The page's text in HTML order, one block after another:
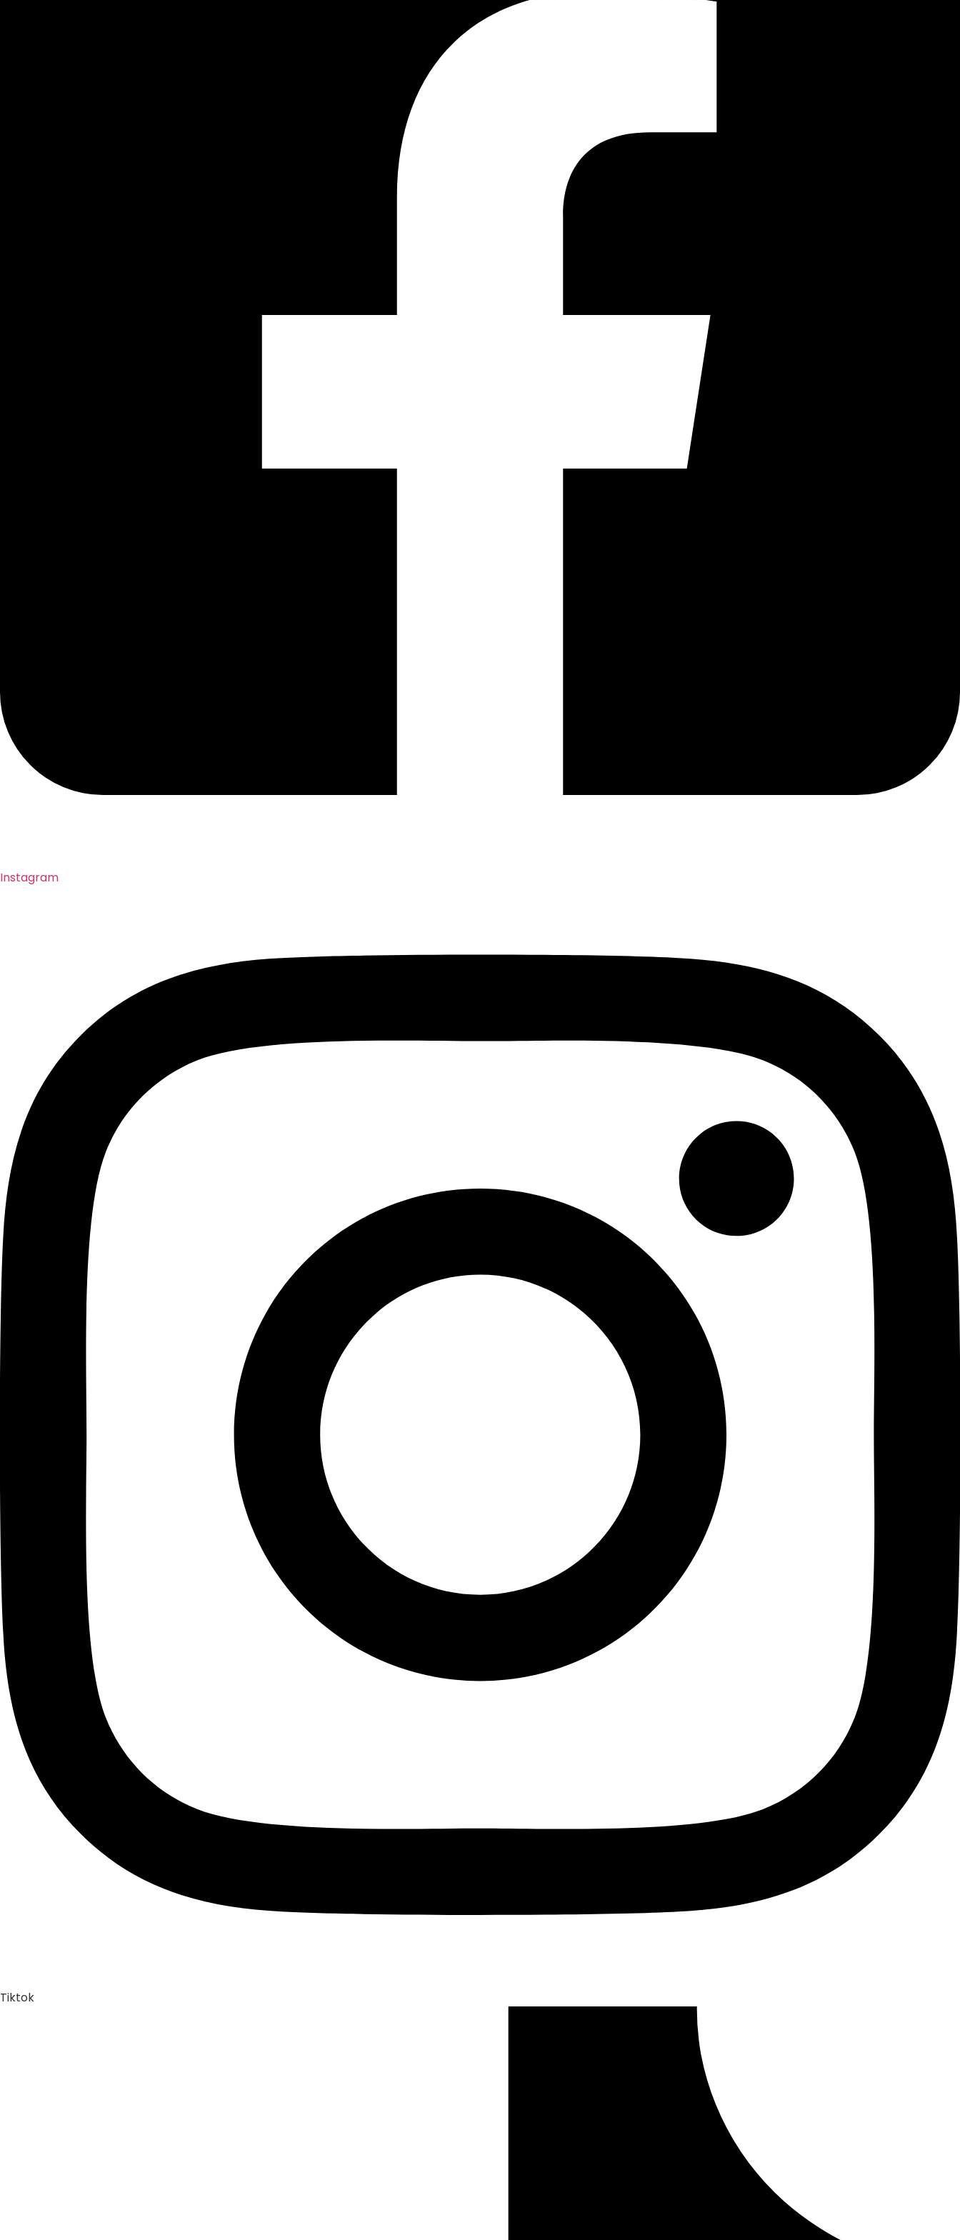
Instagram
Tiktok